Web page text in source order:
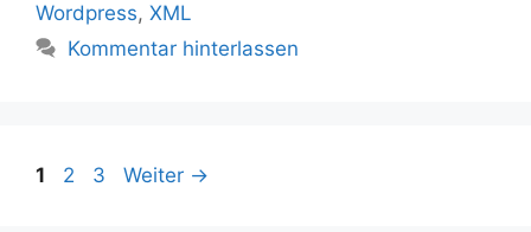
Wordpress, XML
Kommentar hinterlassen
Seite
1 Seite
2 Seite
3 Weiter →